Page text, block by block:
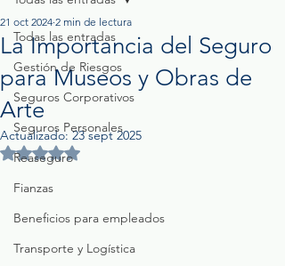
Todas las entradas
Gestión de Riesgos
Seguros Corporativos
Seguros Personales
Reaseguro
Fianzas
Beneficios para empleados
Transporte y Logística
La Importancia del Seguro
para Museos y Obras de
Arte
21 oct 2024 2 min de lectura
Actualizado:23 sept 2025
Obtuvo NaN de 5 estrellas.